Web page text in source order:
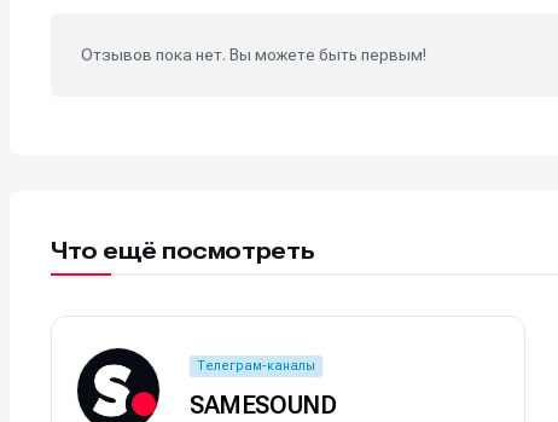
Отзывов пока нет. Вы можете быть первым!
Что ещё посмотреть
Телеграм-каналы
SAMESOUND